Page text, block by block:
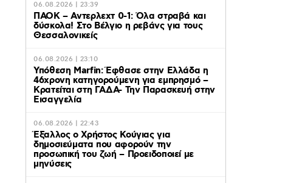
06.08.2026 | 23:39
ΠΑΟΚ – Αντερλεχτ 0-1: Όλα στραβά και
δύσκολα! Στο Βέλγιο η ρεβάνς για τους
Θεσσαλονικείς
06.08.2026 | 23:10
Υπόθεση Marfin: Έφθασε στην Ελλάδα η
46χρονη κατηγορούμενη για εμπρησμό –
Κρατείται στη ΓΑΔΑ- Την Παρασκευή στην
Εισαγγελία
06.08.2026 | 22:43
Έξαλλος ο Χρήστος Κούγιας για
δημοσιεύματα που αφορούν την
προσωπική του ζωή – Προειδοποιεί με
μηνύσεις